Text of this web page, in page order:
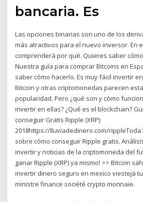
bancaria. Es
Las opciones binarias son uno de los
más atractivos para el nuevo inversor. En
comprenderá por qué. Quieres saber
Nuestra guía para comprar Bitcoins en
saber cómo hacerlo. Es muy fácil invertir
Bitcoin y otras criptomonedas parecen
popularidad. Pero ¿qué son y cómo
invertir en ellas? ¿Qué es el blockchain?
conseguir Gratis Ripple (XRP)
2018https://lluviadedinero.com/rippleToda
sobre cómo conseguir Ripple gratis.
invertir y noticias de la criptomoneda del
ganar Ripple (XRP) ya mismo! >> Bitcoin
invertir dinero seguro en mexico viestejä
ministre finance société crypto monnaie.